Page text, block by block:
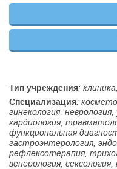
Тип учреждения:
Специализация:
гинекология, неврология,
кардиология,
функциональная
гастроэнтерология,
рефлексотерапия,
венерология,